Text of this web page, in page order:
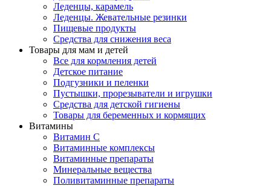
Леденцы, карамель
Леденцы. Жевательные резинки
Пищевые продукты
Средства для снижения веса
Товары для мам и детей
Все для кормления детей
Детское питание
Подгузники и пеленки
Пустышки, прорезыватели и игрушки
Средства для детской гигиены
Товары для беременных и кормящих
Витамины
Витамин С
Витаминные комплексы
Витаминные препараты
Минеральные вещества
Поливитаминные препараты